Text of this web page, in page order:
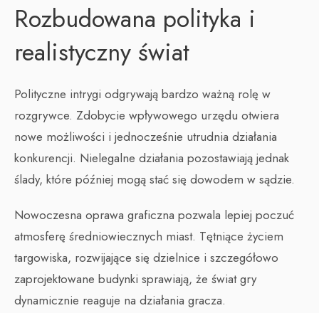
Rozbudowana polityka i
realistyczny świat
Polityczne intrygi odgrywają bardzo ważną rolę w
rozgrywce. Zdobycie wpływowego urzędu otwiera
nowe możliwości i jednocześnie utrudnia działania
konkurencji. Nielegalne działania pozostawiają jednak
ślady, które później mogą stać się dowodem w sądzie.
Nowoczesna oprawa graficzna pozwala lepiej poczuć
atmosferę średniowiecznych miast. Tętniące życiem
targowiska, rozwijające się dzielnice i szczegółowo
zaprojektowane budynki sprawiają, że świat gry
dynamicznie reaguje na działania gracza.